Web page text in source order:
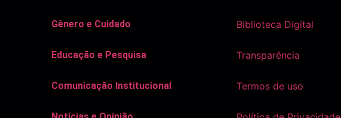
Gênero e Cuidado
Educação e Pesquisa
Comunicação Institucional
Biblioteca Digital
Transparência
Termos de uso